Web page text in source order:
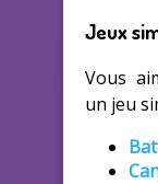
Jeux
Vous
un jeu